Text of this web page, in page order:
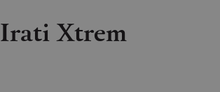
Irati Xtrem